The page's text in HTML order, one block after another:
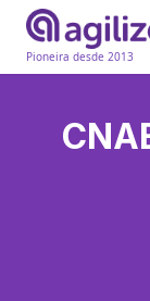
Pioneira desde 2013